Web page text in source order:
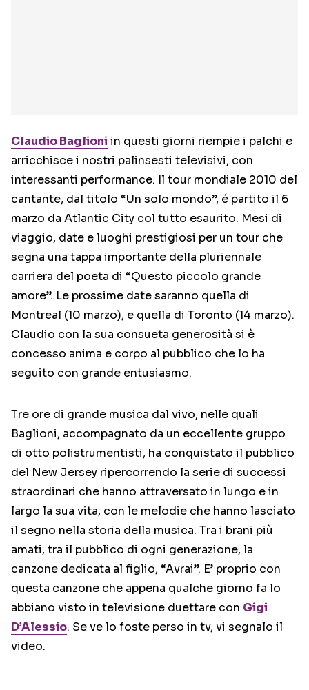
Claudio Baglioni in questi giorni riempie i palchi e
arricchisce i nostri palinsesti televisivi, con
interessanti performance. Il tour mondiale 2010 del
cantante, dal titolo “Un solo mondo”, é partito il 6
marzo da Atlantic City col tutto esaurito. Mesi di
viaggio, date e luoghi prestigiosi per un tour che
segna una tappa importante della pluriennale
carriera del poeta di “Questo piccolo grande
amore”. Le prossime date saranno quella di
Montreal (10 marzo), e quella di Toronto (14 marzo).
Claudio con la sua consueta generosità si è
concesso anima e corpo al pubblico che lo ha
seguito con grande entusiasmo.
Tre ore di grande musica dal vivo, nelle quali
Baglioni, accompagnato da un eccellente gruppo
di otto polistrumentisti, ha conquistato il pubblico
del New Jersey ripercorrendo la serie di successi
straordinari che hanno attraversato in lungo e in
largo la sua vita, con le melodie che hanno lasciato
il segno nella storia della musica. Tra i brani più
amati, tra il pubblico di ogni generazione, la
canzone dedicata al figlio, “Avrai”. E’ proprio con
questa canzone che appena qualche giorno fa lo
abbiano visto in televisione duettare con Gigi
D’Alessio. Se ve lo foste perso in tv, vi segnalo il
video.